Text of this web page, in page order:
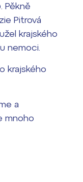
. Pěkně
Pitrová
krajského
nemoci.
krajského
a
mnoho